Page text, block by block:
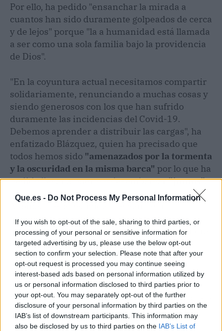
Que.es - Do Not Process My Personal Information
If you wish to opt-out of the sale, sharing to third parties, or
processing of your personal or sensitive information for
targeted advertising by us, please use the below opt-out
section to confirm your selection. Please note that after your
opt-out request is processed you may continue seeing
interest-based ads based on personal information utilized by
us or personal information disclosed to third parties prior to
your opt-out. You may separately opt-out of the further
disclosure of your personal information by third parties on the
IAB’s list of downstream participants. This information may
also be disclosed by us to third parties on the IAB’s List of
Por ello, ha pedido "ensanchar la mirada a
cuantos han sido duramente golpeados de cerca
y de lejos" porque "la a humanidad está llamada
a ser como una sola familia bajo la providencia
de Dios".
"En la coyuntura actual necesitamos compartir
solidariamente, renunciando a muchas cosas y
siendo generosos con los que han sufrido
duramente las incidencias del Covid-19.
Debemos aprender a distribuir las cargas", ha
enfatizado Blázquez, quien ha precisado que
todos hemos sido "amenazados por la tormenta
y la oscuridad en la misma barca" por lo que ha
pedido llegar a puerto y desembarcar"juntos".
Regalado, el arzobispo ha recordado que se
celebra la memoria litúrgica de Nuestra Señora
de Fátima, por lo que se ha confiado a la
protección de María y a la oración del Papa
Francisco.
Artículo anterior
Arranca la búsqueda de
nuevos pobladores en
Artículo siguiente
Los siniestros viales
laborales en España